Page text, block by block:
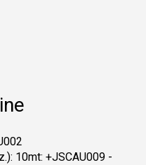
10mt: +JSCAU009 -